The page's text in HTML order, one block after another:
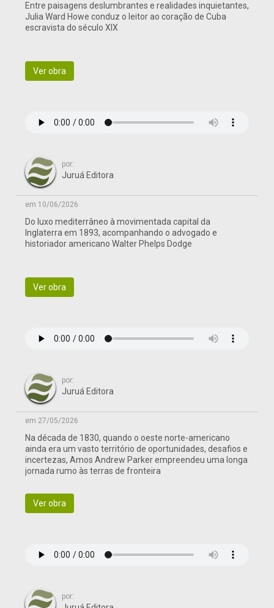
Entre paisagens deslumbrantes e realidades inquietantes,
Julia Ward Howe conduz o leitor ao coração de Cuba
escravista do século XIX
Ver obra
por:
Juruá Editora
em 10/06/2026
Do luxo mediterrâneo à movimentada capital da
Inglaterra em 1893, acompanhando o advogado e
historiador americano Walter Phelps Dodge
Ver obra
por:
Juruá Editora
em 27/05/2026
Na década de 1830, quando o oeste norte-americano
ainda era um vasto território de oportunidades, desafios e
incertezas, Amos Andrew Parker empreendeu uma longa
jornada rumo às terras de fronteira
Ver obra
por: